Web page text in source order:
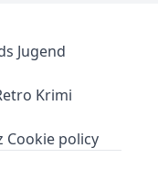
Jugend
Krimi
Cookie policy